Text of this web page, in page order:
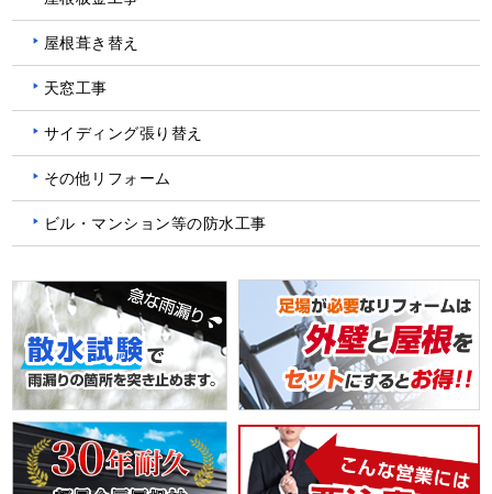
屋根葺き替え
天窓工事
サイディング張り替え
その他リフォーム
ビル・マンション等の防水工事